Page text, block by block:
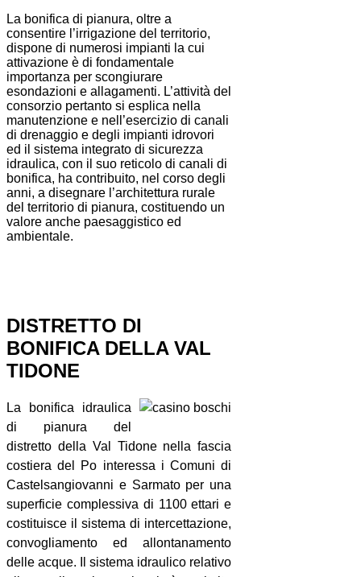
La bonifica di pianura, oltre a
consentire l’irrigazione del territorio,
dispone di numerosi impianti la cui
attivazione è di fondamentale
importanza per scongiurare
esondazioni e allagamenti. L’attività del
consorzio pertanto si esplica nella
manutenzione e nell’esercizio di canali
di drenaggio e degli impianti idrovori
ed il sistema integrato di sicurezza
idraulica, con il suo reticolo di canali di
bonifica, ha contribuito, nel corso degli
anni, a disegnare l’architettura rurale
del territorio di pianura, costituendo un
valore anche paesaggistico ed
ambientale.
DISTRETTO DI
BONIFICA DELLA VAL
TIDONE
La bonifica idraulica
di pianura del
distretto della Val Tidone nella fascia
costiera del Po interessa i Comuni di
Castelsangiovanni e Sarmato per una
superficie complessiva di 1100 ettari e
costituisce il sistema di intercettazione,
convogliamento ed allontanamento
delle acque. Il sistema idraulico relativo